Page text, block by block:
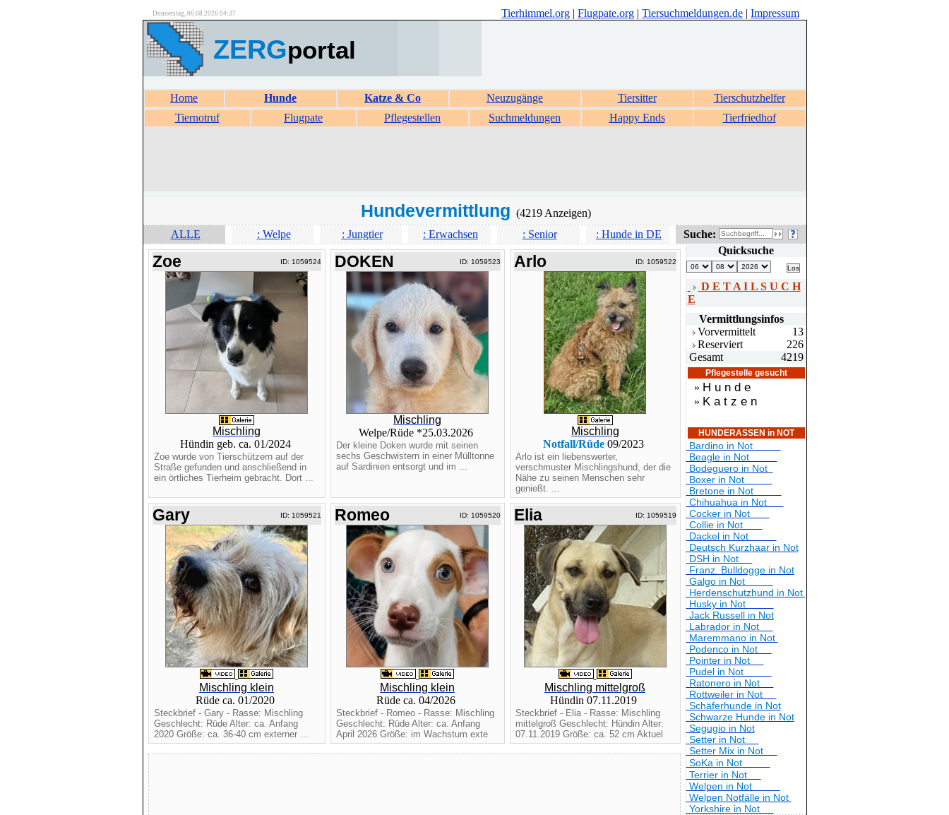
Donnerstag, 06.08.2026 04:37 Tierhimmel.org | Flugpate.org | Tiersuchmeldungen.de | Impressum
ZERGportal
Home Hunde Katze & Co Neuzugänge Tiersitter
Tierschutzhelfer
Tiernotruf
Flugpate Pflegestellen Suchmeldungen Happy Ends Tierfriedhof
Hundevermittlung (4219 Anzeigen)
ALLE
: Welpe : Jungtier : Erwachsen : Senior : Hunde in DE Suche:
Zoe ID: 1059524
Mischling
Hündin geb. ca. 01/2024
Zoe wurde von Tierschützern auf der
Straße gefunden und anschließend in
ein örtliches Tierheim gebracht. Dort ...
DOKEN ID: 1059523
Mischling
Welpe/Rüde *25.03.2026
Der kleine Doken wurde mit seinen
sechs Geschwistern in einer Mülltonne
auf Sardinien entsorgt und im ...
Arlo ID: 1059522
Mischling
Notfall/Rüde 09/2023
Arlo ist ein liebenswerter,
verschmuster Mischlingshund, der die
Nähe zu seinen Menschen sehr
genießt. ...
Gary ID: 1059521
Mischling klein
Rüde ca. 01/2020
Steckbrief - Gary - Rasse: Mischling
Geschlecht: Rüde Alter: ca. Anfang
2020 Größe: ca. 36-40 cm externer ...
Romeo ID: 1059520
Mischling klein
Rüde ca. 04/2026
Steckbrief - Romeo - Rasse: Mischling
Geschlecht: Rüde Alter: ca. Anfang
April 2026 Größe: im Wachstum exte
Elia ID: 1059519
Mischling mittelgroß
Hündin 07.11.2019
Steckbrief - Elia - Rasse: Mischling
mittelgroß Geschlecht: Hündin Alter:
07.11.2019 Größe: ca. 52 cm Aktuel
Quicksuche
D E T A I L S U C H
E
Vermittlungsinfos
Vorvermittelt
13
Reserviert
226
Gesamt
4219
Pflegestelle gesucht
» H u n d e
» K a t z e n
HUNDERASSEN in NOT
Bardino in Not
Beagle in Not
Bodeguero in Not
Boxer in Not
Bretone in Not
Chihuahua in Not
Cocker in Not
Collie in Not
Dackel in Not
Deutsch Kurzhaar in Not
DSH in Not
Franz. Bulldogge in Not
Galgo in Not
Herdenschutzhund in Not
Husky in Not
Jack Russell in Not
Labrador in Not
Maremmano in Not
Podenco in Not
Pointer in Not
Pudel in Not
Ratonero in Not
Rottweiler in Not
Schäferhunde in Not
Schwarze Hunde in Not
Segugio in Not
Setter in Not
Setter Mix in Not
SoKa in Not
Terrier in Not
Welpen in Not
Welpen Notfälle in Not
Yorkshire in Not